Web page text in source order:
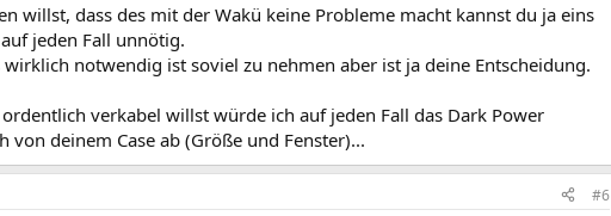
willst, dass des mit der Wakü keine Probleme macht kannst du ja eins
jeden Fall unnötig.
notwendig ist soviel zu nehmen aber ist ja deine Entscheidung.
verkabel willst würde ich auf jeden Fall das Dark Power
von deinem Case ab (Größe und Fenster)...
#6